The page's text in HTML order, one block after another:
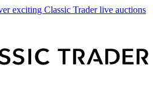
exciting Classic Trader live auctions